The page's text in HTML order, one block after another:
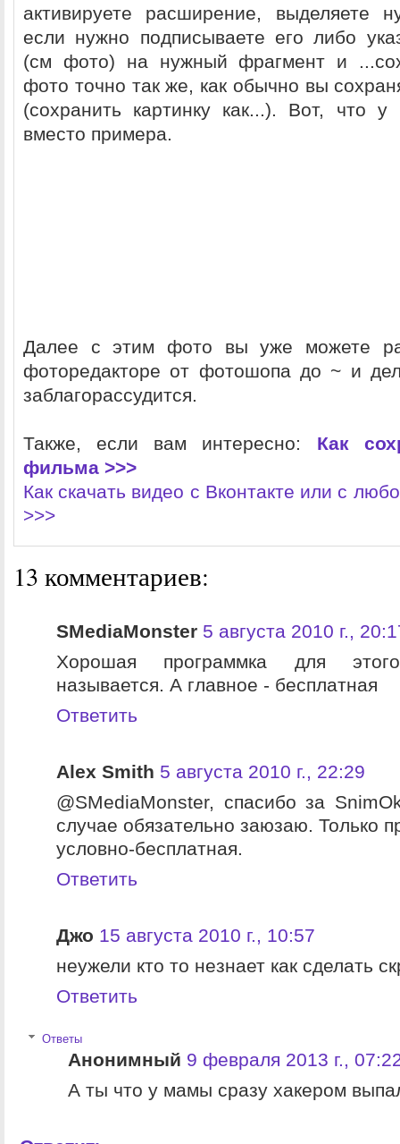
активируете расширение, выделяете
если нужно подписываете его либо
(см фото) на нужный фрагмент и
фото точно так же, как обычно вы
(сохранить картинку как...). Вот, что у
вместо примера.
Далее с этим фото вы уже можете
фоторедакторе от фотошопа до ~ и
заблагорассудится.
Также, если вам интересно: Как
фильма >>>
Как скачать видео с Вконтакте или с
>>>
13 комментариев:
SMediaMonster 5 августа 2010 г.,
Хорошая программка для
называется. А главное - бесплатная
Ответить
Alex Smith 5 августа 2010 г., 22:29
@SMediaMonster, спасибо за
случае обязательно заюзаю. Только
условно-бесплатная.
Ответить
Джо 15 августа 2010 г., 10:57
неужели кто то незнает как сделать
Ответить
Ответы
Анонимный 9 февраля 2013 г.,
А ты что у мамы сразу хакером